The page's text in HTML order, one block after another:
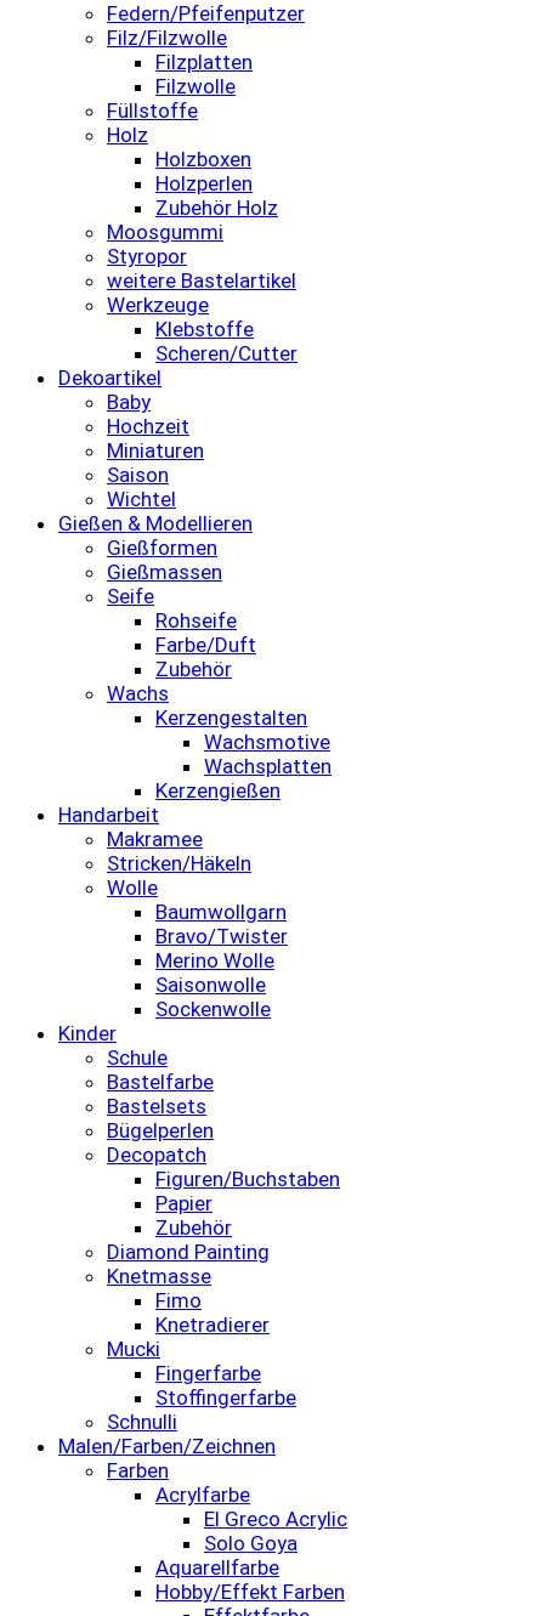
Federn/Pfeifenputzer
Filz/Filzwolle
Filzplatten
Filzwolle
Füllstoffe
Holz
Holzboxen
Holzperlen
Zubehör Holz
Moosgummi
Styropor
weitere Bastelartikel
Werkzeuge
Klebstoffe
Scheren/Cutter
Dekoartikel
Baby
Hochzeit
Miniaturen
Saison
Wichtel
Gießen & Modellieren
Gießformen
Gießmassen
Seife
Rohseife
Farbe/Duft
Zubehör
Wachs
Kerzengestalten
Wachsmotive
Wachsplatten
Kerzengießen
Handarbeit
Makramee
Stricken/Häkeln
Wolle
Baumwollgarn
Bravo/Twister
Merino Wolle
Saisonwolle
Sockenwolle
Kinder
Schule
Bastelfarbe
Bastelsets
Bügelperlen
Decopatch
Figuren/Buchstaben
Papier
Zubehör
Diamond Painting
Knetmasse
Fimo
Knetradierer
Mucki
Fingerfarbe
Stoffingerfarbe
Schnulli
Malen/Farben/Zeichnen
Farben
Acrylfarbe
El Greco Acrylic
Solo Goya
Aquarellfarbe
Hobby/Effekt Farben